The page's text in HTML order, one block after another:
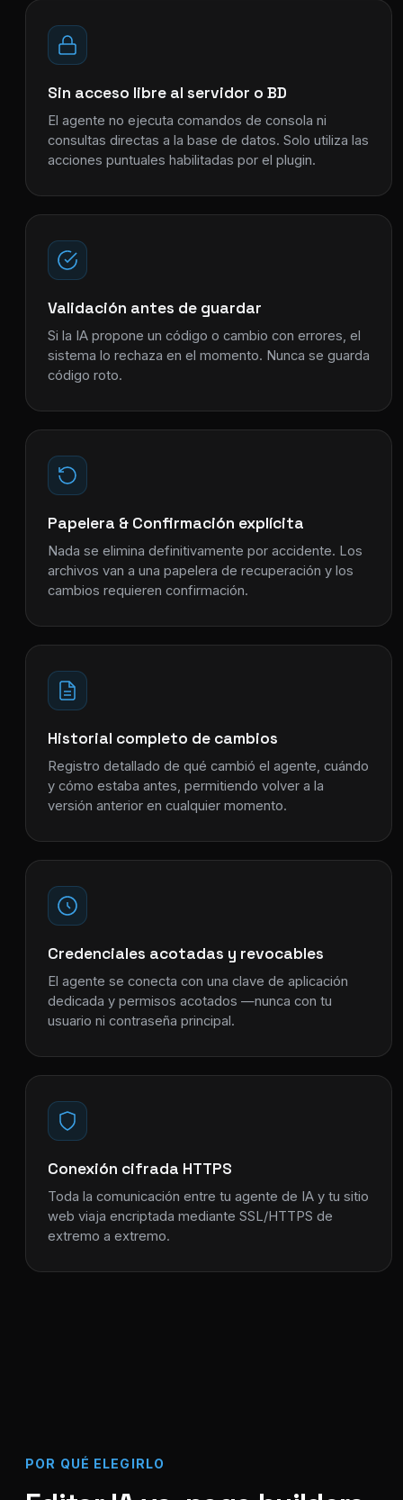
Sin acceso libre al servidor o BD
El agente no ejecuta comandos de consola ni
consultas directas a la base de datos. Solo utiliza las
acciones puntuales habilitadas por el plugin.
Validación antes de guardar
Si la IA propone un código o cambio con errores, el
sistema lo rechaza en el momento. Nunca se guarda
código roto.
Papelera & Confirmación explícita
Nada se elimina definitivamente por accidente. Los
archivos van a una papelera de recuperación y los
cambios requieren confirmación.
Historial completo de cambios
Registro detallado de qué cambió el agente, cuándo
y cómo estaba antes, permitiendo volver a la
versión anterior en cualquier momento.
Credenciales acotadas y revocables
El agente se conecta con una clave de aplicación
dedicada y permisos acotados —nunca con tu
usuario ni contraseña principal.
Conexión cifrada HTTPS
Toda la comunicación entre tu agente de IA y tu sitio
web viaja encriptada mediante SSL/HTTPS de
extremo a extremo.
POR QUÉ ELEGIRLO